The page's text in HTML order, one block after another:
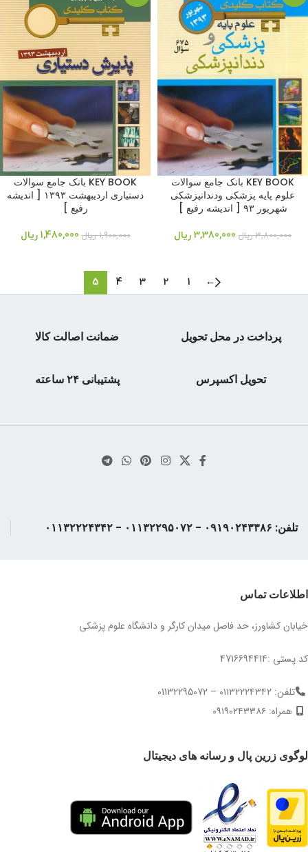
KEY BOOK بانک جامع سوالات
علوم پایه پزشکی ودندانپزشکی
شهریور ۹۳ [ اندیشه رفیع ]
3,800,000 ریال 3,380,000 ریال
KEY BOOK بانک جامع سوالات
دستیاری اردیبهشت ۱۳۹۳ [ اندیشه
رفیع ]
1,900,000 ریال 1,480,000 ریال
←
1
2
3
4
5
ضمانت اصالت کالا پرداخت در محل تحویل
پشتیبانی ۲۴ ساعته تحویل اکسپرس
تلفن: ۰۹۱۹۰۲۴۳۳۸۶ - ۰۱۱۳۲۲۹۵۰۷۲ - ۰۱۱۳۲۲۲۴۳۴۲
اطلاعات تماس
خیابان کشاورز، حد فاصل میدان کارگر و دانشگاه علوم پزشکی
کد پستی :4716694414
تلفن: ۰۱۱۳۲۲۲۴۳۴۲ – 01132295072
همراه: ۰۹۱۹۰۲۴۳۳۸۶
لوگوی زرین پال و رسانه های دیجیتال